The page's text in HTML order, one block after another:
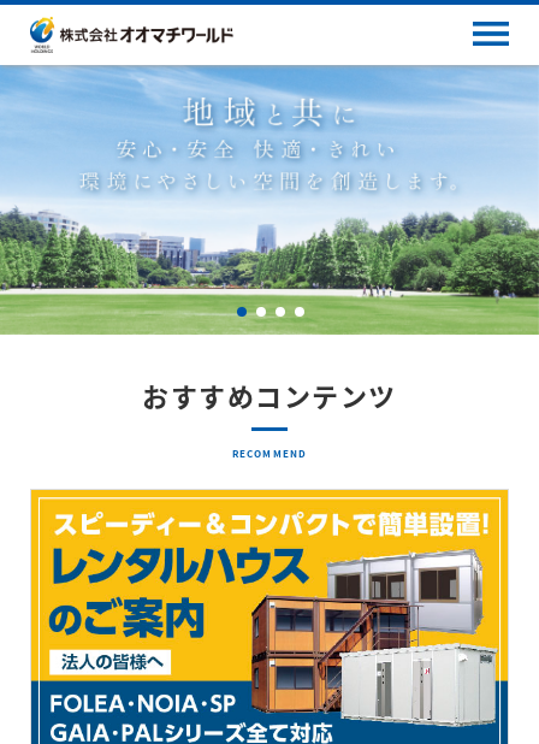
おすすめコンテンツ
RECOMMEND